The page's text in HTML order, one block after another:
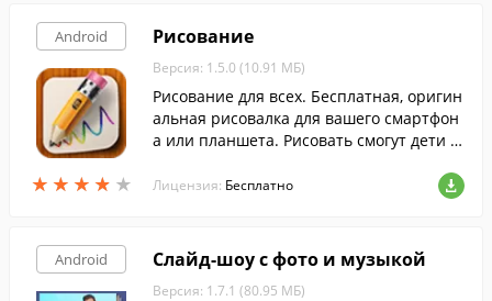
Android
★ ★ ★ ★ ★
★ ★ ★ ★ ★
Рисование
Версия: 1.5.0 (10.91 МБ)
Рисование для всех. Бесплатная, оригин
альная рисовалка для вашего смартфон
а или планшета. Рисовать смогут дети и
школьники и студенты.
Лицензия: Бесплатно
Android Слайд-шоу с фото и музыкой
Версия: 1.7.1 (80.95 МБ)